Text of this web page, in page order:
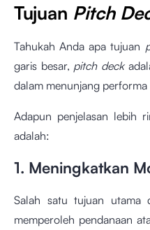
Tujuan Pitch
Tahukah Anda apa tujuan
garis besar, pitch deck
dalam menunjang performa
Adapun penjelasan lebih
adalah:
1. Meningkatkan
Salah satu tujuan utama
memperoleh pendanaan